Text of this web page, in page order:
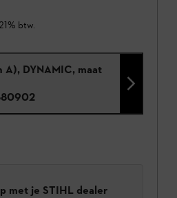
btw.
A), DYNAMIC, maat
met je STIHL dealer